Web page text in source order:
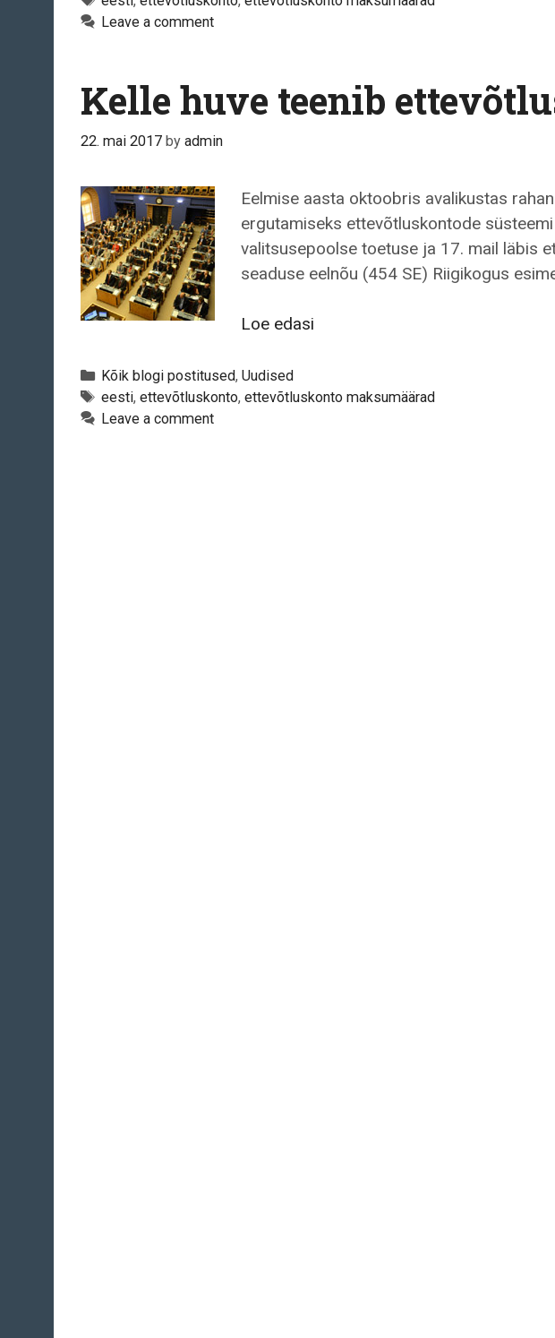
Leave a comment
Kelle huve teenib
22. mai 2017 by admin
Eelmise aasta oktoobris avalikustas
ergutamiseks ettevõtluskontode
valitsusepoolse toetuse ja 17. mail läbis
seaduse eelnõu (454 SE) Riigikogus
Loe edasiKelle
ettevõtluskonto?
Categories
Kõik blogi postitused, Uudised
Tags
eesti, ettevõtluskonto, ettevõtluskonto maksumäärad
Leave a comment